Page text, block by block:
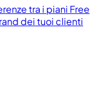
tra i piani Free
dei tuoi clienti